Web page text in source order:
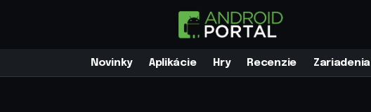
Novinky Aplikácie Hry Recenzie Zariadenia